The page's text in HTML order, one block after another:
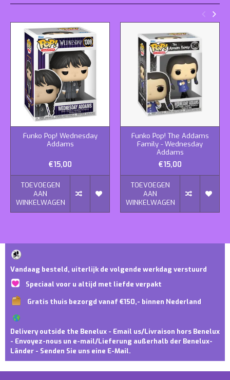
Funko Pop! Wednesday
Addams
€15,00
TOEVOEGEN
AAN
WINKELWAGEN
Funko Pop! The Addams
Family - Wednesday
Addams
€15,00
TOEVOEGEN
AAN
WINKELWAGEN
Vandaag besteld, uiterlijk de volgende werkdag verstuurd
Speciaal voor u altijd met liefde verpakt
Gratis thuis bezorgd vanaf €150,- binnen Nederland
Delivery outside the Benelux - Email us/Livraison hors Benelux
- Envoyez-nous un e-mail/Lieferung außerhalb der Benelux-
Länder - Senden Sie uns eine E-Mail.